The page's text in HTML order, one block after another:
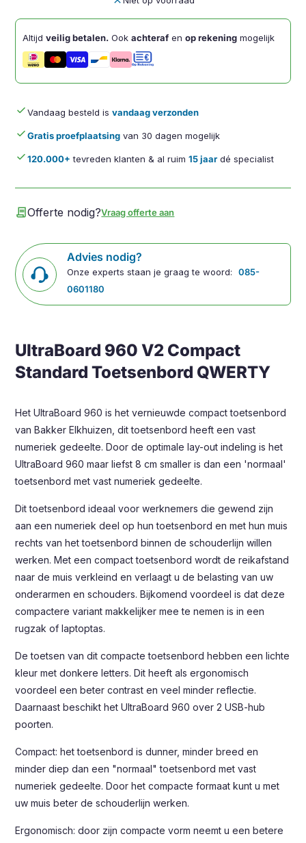
aantal
Altijdveilig betalen. Ookachteraf enop rekening mogelijk
doneVandaag besteld isvandaag verzonden
doneGratis proefplaatsing van 30 dagen mogelijk
done120.000+ tevreden klanten & al ruim15 jaar dé specialist
contractOfferte nodig?Vraag offerte aan
Advies nodig?
Onze experts staan je graag te woord:
085-
0601180
UltraBoard 960 V2 Compact
Standard Toetsenbord QWERTY
Het UltraBoard 960 is het vernieuwde compact toetsenbord
van Bakker Elkhuizen, dit toetsenbord heeft een vast
numeriek gedeelte. Door de optimale lay-out indeling is het
UltraBoard 960 maar liefst 8 cm smaller is dan een 'normaal'
toetsenbord met vast numeriek gedeelte.
Dit toetsenbord ideaal voor werknemers die gewend zijn
aan een numeriek deel op hun toetsenbord en met hun muis
rechts van het toetsenbord binnen de schouderlijn willen
werken. Met een compact toetsenbord wordt de reikafstand
naar de muis verkleind en verlaagt u de belasting van uw
onderarmen en schouders. Bijkomend voordeel is dat deze
compactere variant makkelijker mee te nemen is in een
rugzak of laptoptas.
De toetsen van dit compacte toetsenbord hebben een lichte
kleur met donkere letters. Dit heeft als ergonomisch
voordeel een beter contrast en veel minder reflectie.
Daarnaast beschikt het UltraBoard 960 over 2 USB-hub
poorten.
Compact: het toetsenbord is dunner, minder breed en
minder diep dan een "normaal" toetsenbord met vast
numeriek gedeelte. Door het compacte formaat kunt u met
uw muis beter de schouderlijn werken.
Ergonomisch: door zijn compacte vorm neemt u een betere